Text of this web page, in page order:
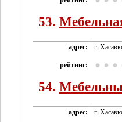
53.
адрес: г.
рейтинг:
54.
адрес: г.